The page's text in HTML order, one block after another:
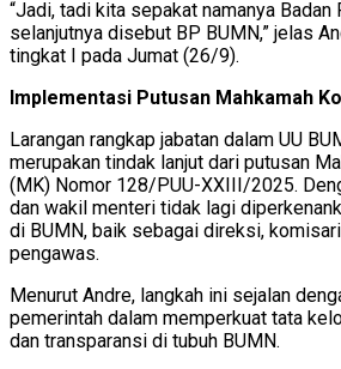
“Jadi, tadi kita sepakat namanya Badan
selanjutnya disebut BP BUMN,” jelas
tingkat I pada Jumat (26/9).
Implementasi Putusan Mahkamah
Larangan rangkap jabatan dalam UU
merupakan tindak lanjut dari putusan
(MK) Nomor 128/PUU-XXIII/2025.
dan wakil menteri tidak lagi
di BUMN, baik sebagai direksi,
pengawas.
Menurut Andre, langkah ini sejalan
pemerintah dalam memperkuat tata
dan transparansi di tubuh BUMN.